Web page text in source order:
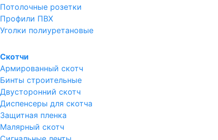
Потолочные розетки
Профили ПВХ
Уголки полиуретановые
Скотчи
Армированный скотч
Бинты строительные
Двусторонний скотч
Диспенсеры для скотча
Защитная пленка
Малярный скотч